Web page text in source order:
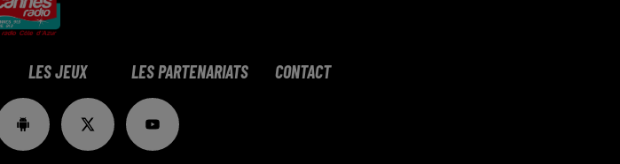
LES JEUX LES PARTENARIATS CONTACT